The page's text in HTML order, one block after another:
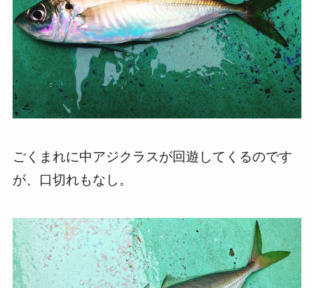
ごくまれに中アジクラスが回遊してくるのです
が、口切れもなし。